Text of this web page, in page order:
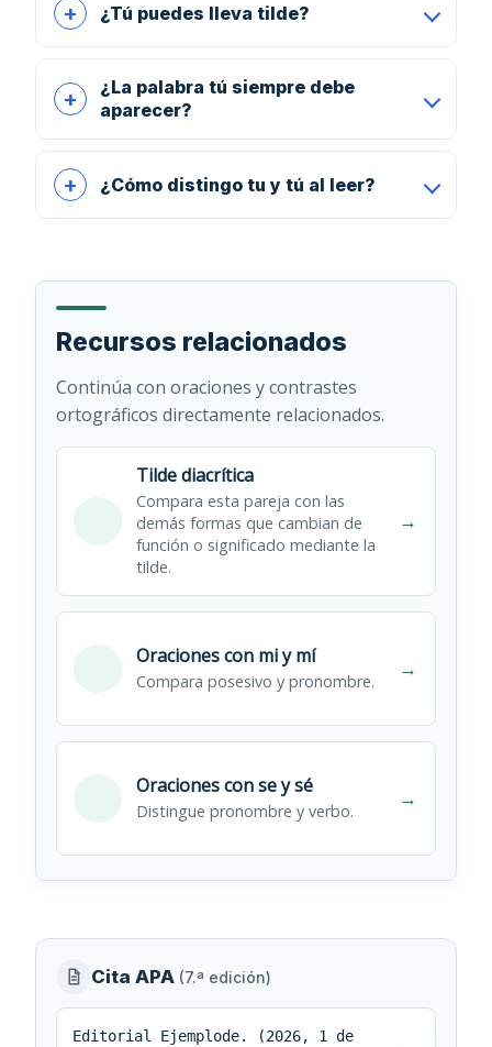
¿Tú puedes lleva tilde?
¿La palabra tú siempre debe
aparecer?
¿Cómo distingo tu y tú al leer?
Recursos relacionados
Continúa con oraciones y contrastes
ortográficos directamente relacionados.
Tilde diacrítica
Compara esta pareja con las
demás formas que cambian de
función o significado mediante la
tilde.
→
Oraciones con mi y mí
Compara posesivo y pronombre.
→
Oraciones con se y sé
Distingue pronombre y verbo.
→
Información
editorial
Cita APA (7.ª edición)
Editorial Ejemplode. (2026, 1 de